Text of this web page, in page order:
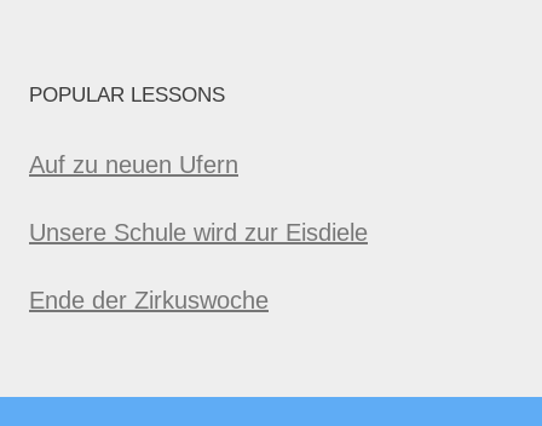
POPULAR LESSONS
Auf zu neuen Ufern
Unsere Schule wird zur Eisdiele
Ende der Zirkuswoche